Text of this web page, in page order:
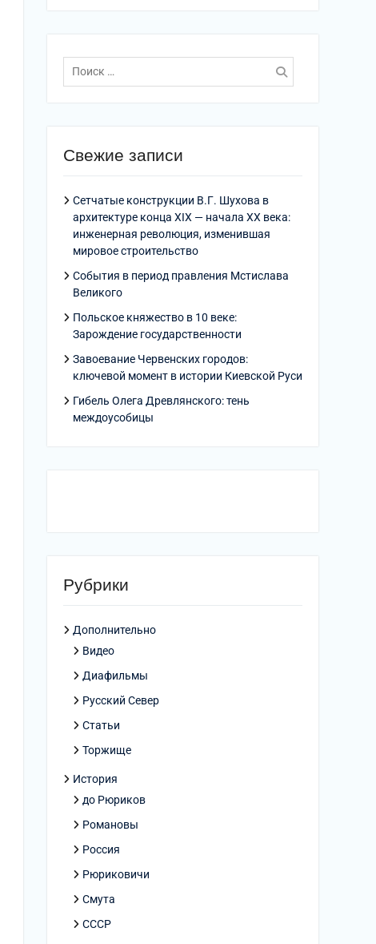
Поиск
по:
Свежие записи
Сетчатые конструкции В.Г. Шухова в
архитектуре конца XIX — начала XX века:
инженерная революция, изменившая
мировое строительство
События в период правления Мстислава
Великого
Польское княжество в 10 веке:
Зарождение государственности
Завоевание Червенских городов:
ключевой момент в истории Киевской Руси
Гибель Олега Древлянского: тень
междоусобицы
Рубрики
Дополнительно
Видео
Диафильмы
Русский Север
Статьи
Торжище
История
до Рюриков
Романовы
Россия
Рюриковичи
Смута
СССР